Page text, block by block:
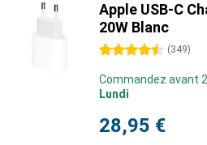
Apple USB-C
20W Blanc
4.5 étoiles (349)
Commandez avant
Lundi
28,95 €